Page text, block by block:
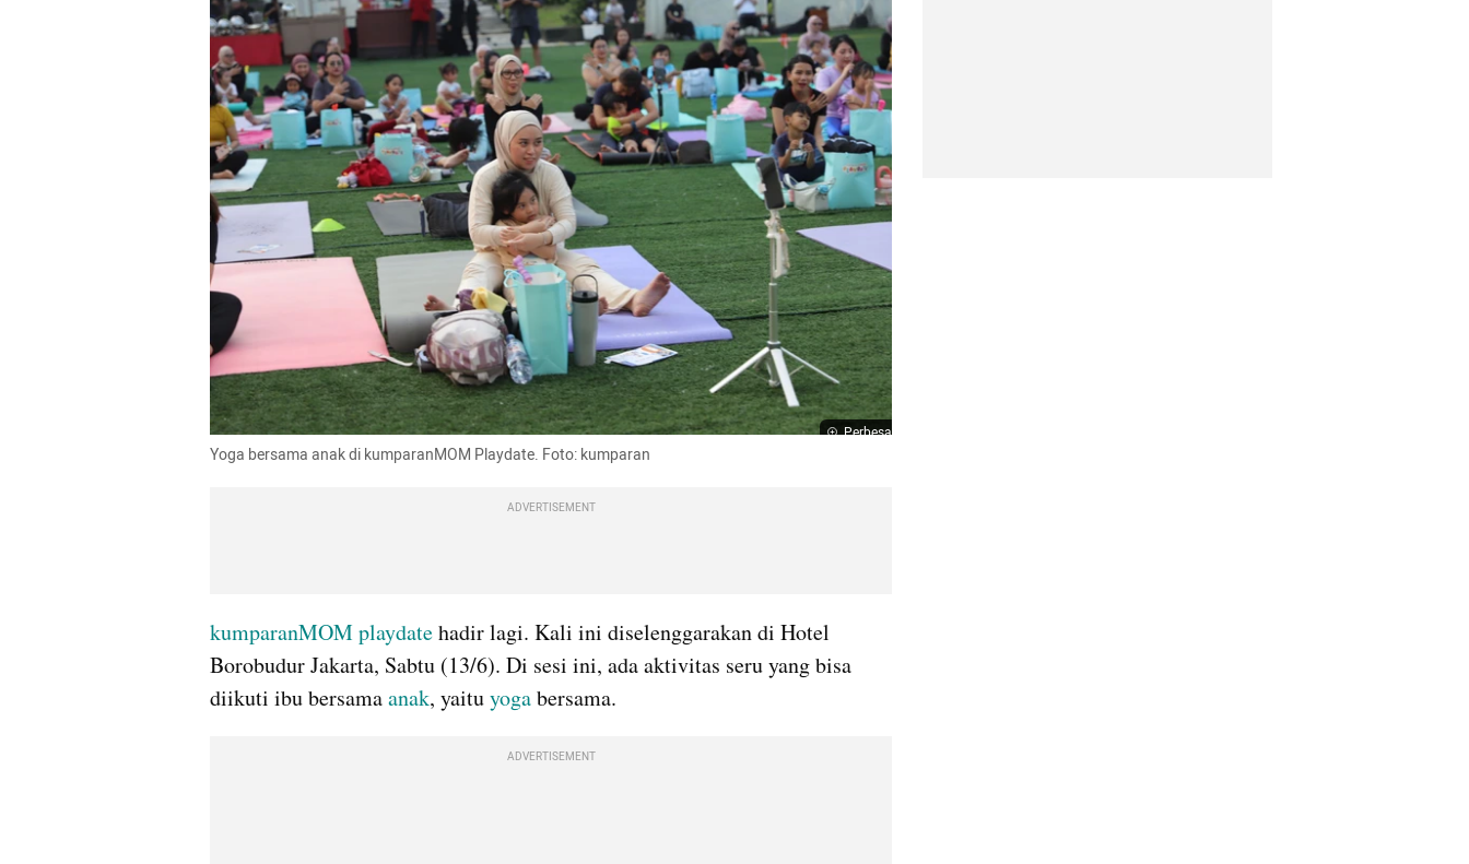
Perbesar
Yoga bersama anak di kumparanMOM Playdate. Foto: kumparan
ADVERTISEMENT
kumparanMOM playdate hadir lagi. Kali ini diselenggarakan di Hotel
Borobudur Jakarta, Sabtu (13/6). Di sesi ini, ada aktivitas seru yang bisa
diikuti ibu bersama anak, yaitu yoga bersama.
ADVERTISEMENT